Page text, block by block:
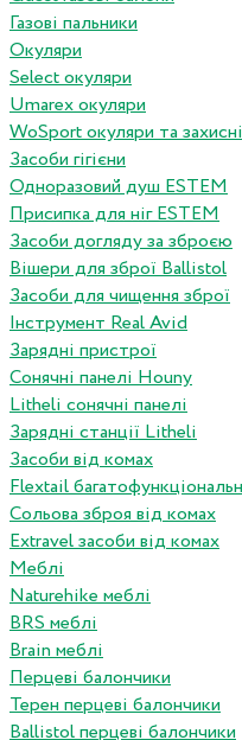
Газові пальники
Окуляри
Select окуляри
Umarex окуляри
WoSport окуляри та
Засоби гігієни
Одноразовий душ ESTEM
Присипка для ніг ESTEM
Засоби догляду за зброєю
Вішери для зброї Ballistol
Засоби для чищення зброї
Інструмент Real Avid
Зарядні пристрої
Сонячні панелі Houny
Litheli сонячні панелі
Зарядні станції Litheli
Засоби від комах
Flextail
Сольова зброя від комах
Extravel засоби від комах
Меблі
Naturehike меблі
BRS меблі
Brain меблі
Перцеві балончики
Терен перцеві балончики
Ballistol перцеві балончики